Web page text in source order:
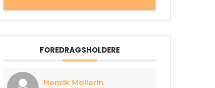
FOREDRAGSHOLDERE
Henrik Mollerin